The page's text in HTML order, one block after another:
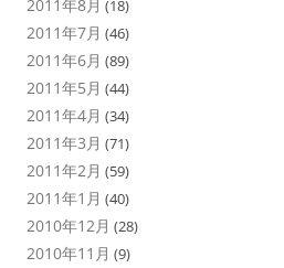
2011年8月 (18)
2011年7月 (46)
2011年6月 (89)
2011年5月 (44)
2011年4月 (34)
2011年3月 (71)
2011年2月 (59)
2011年1月 (40)
2010年12月 (28)
2010年11月 (9)